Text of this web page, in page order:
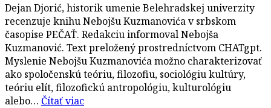
Dejan Djorić, historik umenie Belehradskej univerzity
recenzuje knihu Nebojšu Kuzmanovića v srbskom
časopise PEČAŤ. Redakciu informoval Nebojša
Kuzmanović. Text preložený prostredníctvom CHATgpt.
Myslenie Nebojšu Kuzmanovića možno charakterizovať
ako spoločenskú teóriu, filozofiu, sociológiu kultúry,
teóriu elít, filozofickú antropológiu, kulturológiu
alebo… Čítať viac